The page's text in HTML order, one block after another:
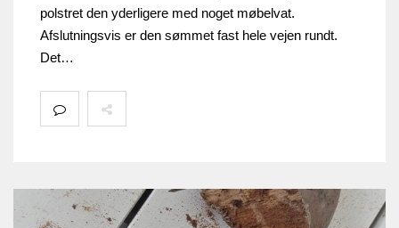
polstret den yderligere med noget møbelvat.
Afslutningsvis er den sømmet fast hele vejen rundt.
Det…